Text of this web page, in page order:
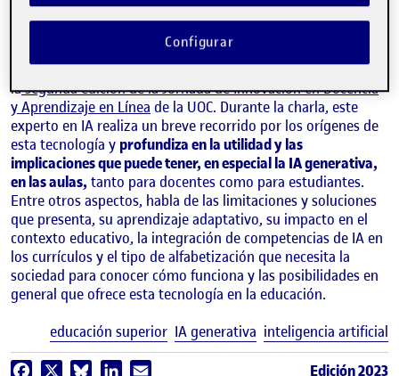
Carles Sierra
Investigación en Inteligencia Artificial (IIIA)
Superior de Investigaciones Científicas (CSIC), en el marco de
lasegunda edición de la Jornada de Innovación en Docencia
y Aprendizaje en Línea de la UOC. Durante la charla, este
experto en IA realiza un breve recorrido por los orígenes de
esta tecnología y profundiza en la utilidad y las
implicaciones que puede tener, en especial la IA generativa,
en las aulas, tanto para docentes como para estudiantes.
Entre otros aspectos, habla de las limitaciones y soluciones
que presenta, su aprendizaje adaptativo, su impacto en el
contexto educativo, la integración de competencias de IA en
los currículos y el tipo de alfabetización que necesita la
sociedad para conocer cómo funciona y las posibilidades en
general que ofrece esta tecnología en la educación.
educación superior IA generativa inteligencia artificial
Facebook BlueskyLinkedIn Edición 2023
Configurar